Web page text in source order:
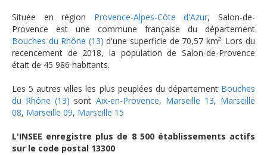
Située en région Provence-Alpes-Côte d'Azur, Salon-de-
Provence est une commune française du département
Bouches du Rhône (13) d'une superficie de 70,57 km². Lors du
recencement de 2018, la population de Salon-de-Provence
était de 45 986 habitants.
Les 5 autres villes les plus peuplées du département Bouches
du Rhône (13) sont Aix-en-Provence, Marseille 13, Marseille
08, Marseille 09, Marseille 15
L'INSEE enregistre plus de 8 500 établissements actifs
sur le code postal 13300